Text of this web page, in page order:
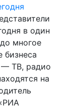
в один
многое
бизнеса
ТВ, радио
на